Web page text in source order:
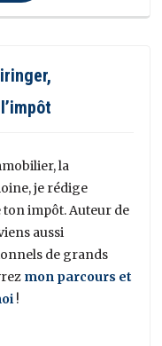
la
je rédige
ton impôt. Auteur de
aussi
de grands
mon parcours et
!